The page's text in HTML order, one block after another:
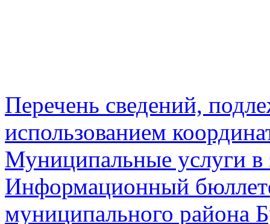
Перечень сведений,
использованием
Муниципальные услуги в
Информационный
муниципального района